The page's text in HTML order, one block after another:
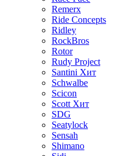
Remerx
Ride Concepts
Ridley
RockBros
Rotor
Rudy Project
Santini Хит
Schwalbe
Scicon
Scott Хит
SDG
Seatylock
Sensah
Shimano